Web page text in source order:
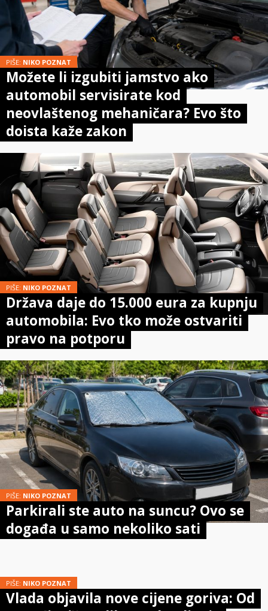
PIŠE: NIKO POZNAT
Možete li izgubiti jamstvo ako
automobil servisirate kod
neovlaštenog mehaničara? Evo što
doista kaže zakon
PIŠE: NIKO POZNAT
Država daje do 15.000 eura za kupnju
automobila: Evo tko može ostvariti
pravo na potporu
PIŠE: NIKO POZNAT
Parkirali ste auto na suncu? Ovo se
događa u samo nekoliko sati
PIŠE: NIKO POZNAT
Vlada objavila nove cijene goriva: Od